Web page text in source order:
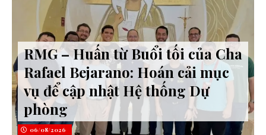
RMG – Huấn từ Buổi tối của Cha
Rafael Bejarano: Hoán cải mục
vụ để cập nhật Hệ thống Dự
phòng
06/08/2026